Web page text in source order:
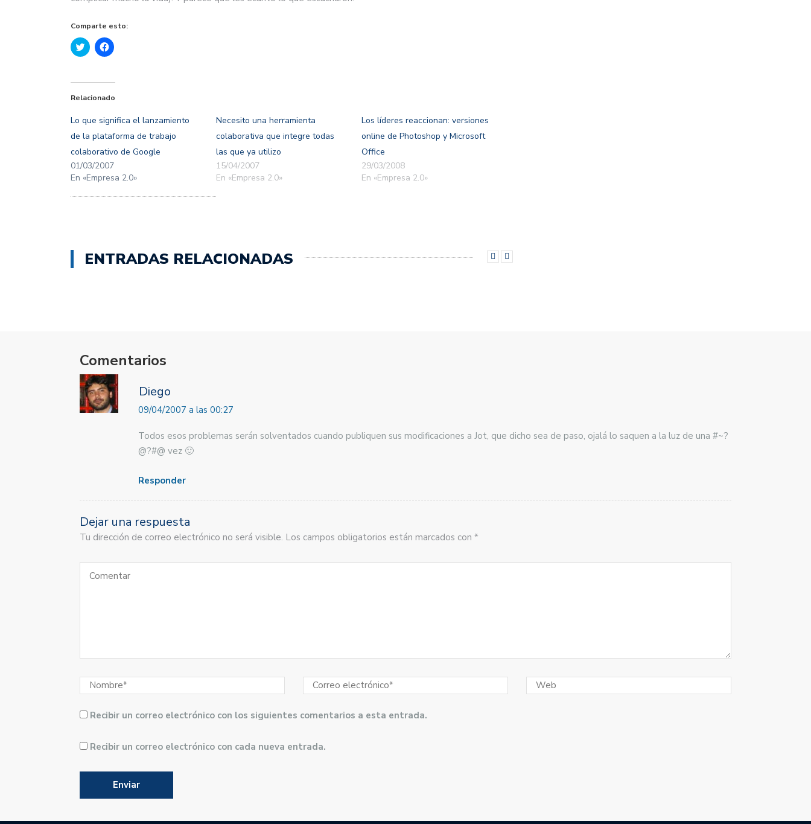
Comparte esto:
Haz
clic
Twitter
abre
ventana
nueva)
Haz
clic
Facebook
abre
una
ventana
nueva)
Relacionado
Lo que significa el lanzamiento
de la plataforma de trabajo
colaborativo de Google
01/03/2007
En «Empresa 2.0»
Necesito una herramienta
colaborativa que integre todas
las que ya utilizo
15/04/2007
En «Empresa 2.0»
Los líderes reaccionan: versiones
online de Photoshop y Microsoft
Office
29/03/2008
En «Empresa 2.0»
ENTRADAS RELACIONADAS
Comentarios
Diego
09/04/2007 a las 00:27
Todos esos problemas serán solventados cuando publiquen sus modificaciones a Jot, que dicho sea de paso, ojalá lo saquen a la luz de una #~?
@?#@ vez 🙂
Responder
Dejar una respuesta
Tu dirección de correo electrónico no será visible. Los campos obligatorios están marcados con *
Recibir un correo electrónico con los siguientes comentarios a esta entrada.
Recibir un correo electrónico con cada nueva entrada.